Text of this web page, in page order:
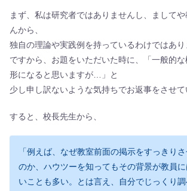
まず、私は研究者ではありませんし、まして
んから、
独自の理論や実践例を持っているわけではあり
ですから、お題をいただいた時に、「一般的
形になると思いますが…」と
少し申し訳ないような気持ちでお返事をさせて
すると、校長先生から、
「例えば、なぜ教室前面の掲示をすっきり
のか、ハウツーを知ってもその背景が教員
いことも多い。とは言え、自分でじっくり